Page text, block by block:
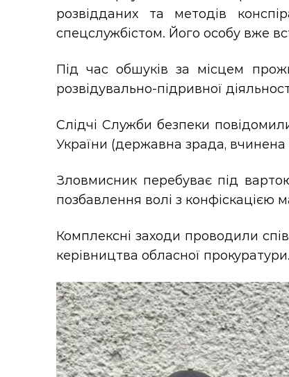
розвідданих та методів
спецслужбістом. Його особу вже
Під час обшуків за місцем
розвідувально-підривної
Слідчі Служби безпеки
України (державна зрада, вчинена
Зловмисник перебуває під
позбавлення волі з конфіскацією
Комплексні заходи проводили
керівництва обласної прокуратури.